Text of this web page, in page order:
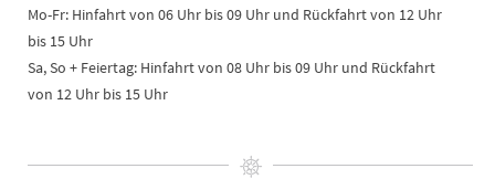
Mo-Fr: Hinfahrt von 06 Uhr bis 09 Uhr und Rückfahrt von 12 Uhr
bis 15 Uhr
Sa, So + Feiertag: Hinfahrt von 08 Uhr bis 09 Uhr und Rückfahrt
von 12 Uhr bis 15 Uhr